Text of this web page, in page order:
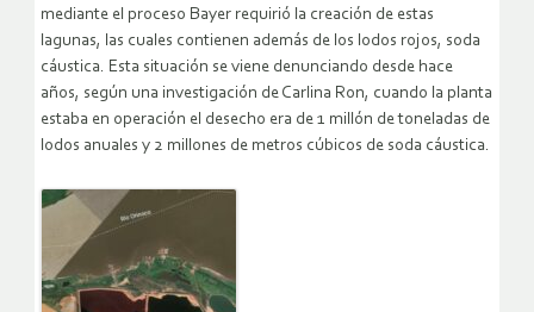
mediante el proceso Bayer requirió la creación de estas
lagunas, las cuales contienen además de los lodos rojos, soda
cáustica. Esta situación se viene denunciando desde hace
años, según una investigación de Carlina Ron, cuando la planta
estaba en operación el desecho era de 1 millón de toneladas de
lodos anuales y 2 millones de metros cúbicos de soda cáustica.